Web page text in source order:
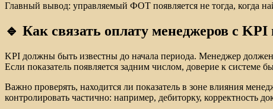
Главный вывод: управляемый ФОТ появляется не тогда, когда
🔹 Как связать оплату менеджеров с
KPI должны быть известны до начала периода. Менеджер должен
Если показатель появляется задним числом, доверие к системе
Важно проверять, находится ли показатель в зоне влияния
контролировать частично: например, дебиторку, корректность